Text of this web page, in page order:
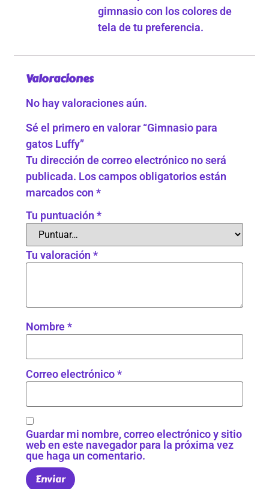
gimnasio con los colores de
tela de tu preferencia.
Valoraciones
No hay valoraciones aún.
Sé el primero en valorar “Gimnasio para
gatos Luffy”
Tu dirección de correo electrónico no será
publicada. Los campos obligatorios están
marcados con*
Tu puntuación*
Tu valoración*
Nombre*
Correo electrónico*
Guardar mi nombre, correo electrónico y sitio
web en este navegador para la próxima vez
que haga un comentario.